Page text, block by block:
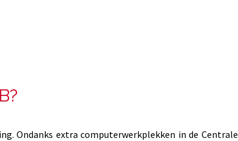
Ondanks extra computerwerkplekken in de Centrale